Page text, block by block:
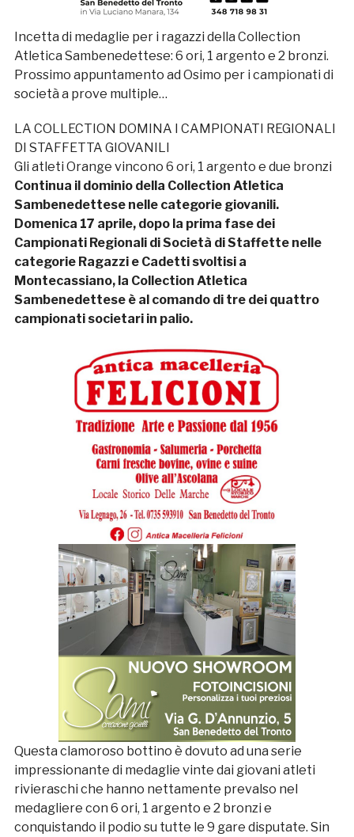
Incetta di medaglie per i ragazzi della Collection
Atletica Sambenedettese: 6 ori, 1 argento e 2 bronzi.
Prossimo appuntamento ad Osimo per i campionati di
società a prove multiple…
LA COLLECTION DOMINA I CAMPIONATI REGIONALI
DI STAFFETTA GIOVANILI
Gli atleti Orange vincono 6 ori, 1 argento e due bronzi
Continua il dominio della Collection Atletica
Sambenedettese nelle categorie giovanili.
Domenica 17 aprile, dopo la prima fase dei
Campionati Regionali di Società di Staffette nelle
categorie Ragazzi e Cadetti svoltisi a
Montecassiano, la Collection Atletica
Sambenedettese è al comando di tre dei quattro
campionati societari in palio.
Questa clamoroso bottino è dovuto ad una serie
impressionante di medaglie vinte dai giovani atleti
rivieraschi che hanno nettamente prevalso nel
medagliere con 6 ori, 1 argento e 2 bronzi e
conquistando il podio su tutte le 9 gare disputate. Sin